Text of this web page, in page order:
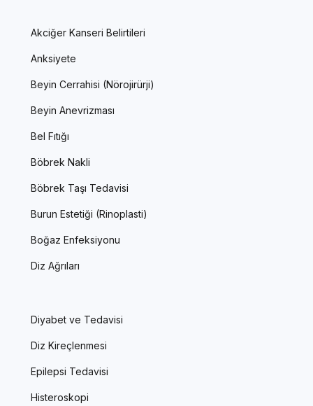
Akciğer Kanseri Belirtileri
Anksiyete
Beyin Cerrahisi (Nörojirürji)
Beyin Anevrizması
Bel Fıtığı
Böbrek Nakli
Böbrek Taşı Tedavisi
Burun Estetiği (Rinoplasti)
Boğaz Enfeksiyonu
Diz Ağrıları
Diyabet ve Tedavisi
Diz Kireçlenmesi
Epilepsi Tedavisi
Histeroskopi